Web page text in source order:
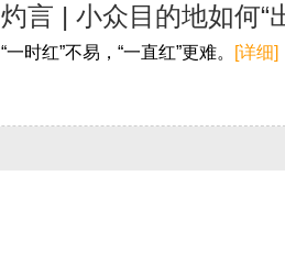
灼言 | 小众目的地如何“
“一时红”不易，“一直红”更难。 [详细]